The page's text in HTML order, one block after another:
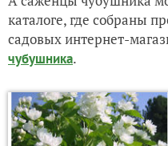
каталоге, где собраны
садовых интернет-
чубушника.